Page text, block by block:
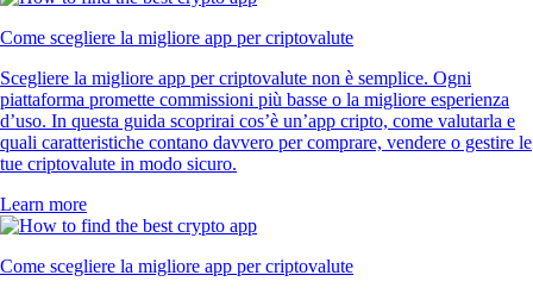
Come scegliere la migliore app per criptovalute
Scegliere la migliore app per criptovalute non è semplice. Ogni
piattaforma promette commissioni più basse o la migliore esperienza
d’uso. In questa guida scoprirai cos’è un’app cripto, come valutarla e
quali caratteristiche contano davvero per comprare, vendere o gestire le
tue criptovalute in modo sicuro.
Learn more
Come scegliere la migliore app per criptovalute